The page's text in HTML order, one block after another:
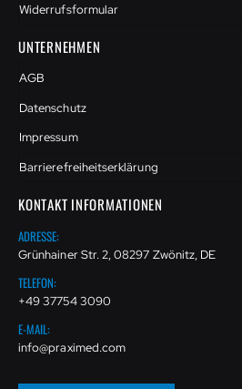
Widerrufsformular
UNTERNEHMEN
AGB
Datenschutz
Impressum
Barrierefreiheitserklärung
KONTAKT INFORMATIONEN
ADRESSE:
Grünhainer Str. 2, 08297 Zwönitz, DE
TELEFON:
+49 37754 3090
E-MAIL:
info@praximed.com